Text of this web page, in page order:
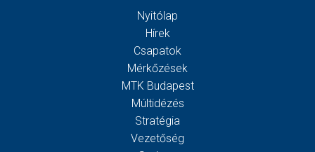
Nyitólap
Hírek
Csapatok
Mérkőzések
MTK Budapest
Múltidézés
Stratégia
Vezetőség